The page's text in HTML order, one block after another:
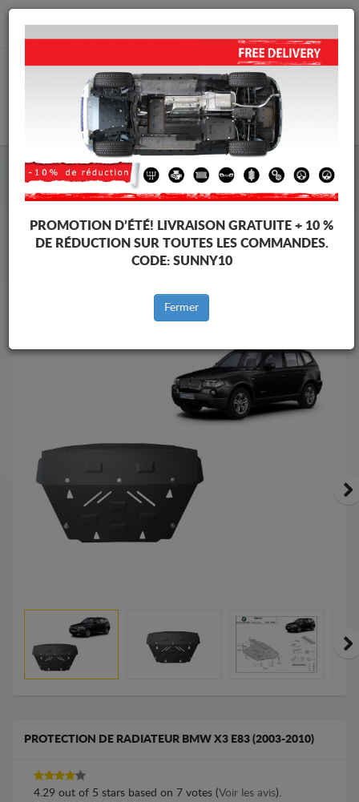
info@protectionsousmoteur.eu
Protection Sous Moteur BMW
Protection Sous Moteur BMW X3
Marques
PROTECTION DE RADIATEUR BMW X3 E83 (2003-2010)
4.29 out of 5 stars based on 7 votes (Voir les avis).
PROMOTION D’ÉTÉ! LIVRAISON GRATUITE + 10 %
DE RÉDUCTION SUR TOUTES LES COMMANDES.
CODE: SUNNY10
Fermer